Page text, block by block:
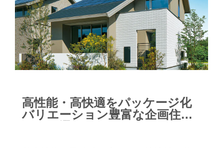
高性能・高快適をパッケージ化
バリエーション豊富な企画住宅